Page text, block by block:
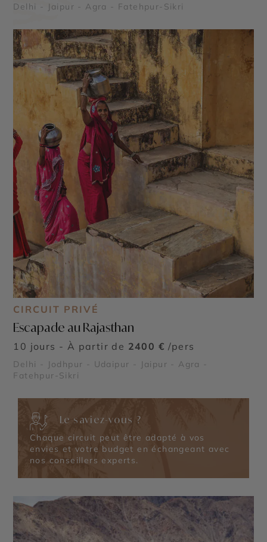
Delhi - Jaipur - Agra - Fatehpur-Sikri
CIRCUIT PRIVÉ
Escapade au Rajasthan
10 jours - À partir de 2400 € /pers
Delhi - Jodhpur - Udaipur - Jaipur - Agra -
Fatehpur-Sikri
Le saviez-vous ?
Chaque circuit peut être adapté à vos
envies et votre budget en échangeant avec
nos conseillers experts.